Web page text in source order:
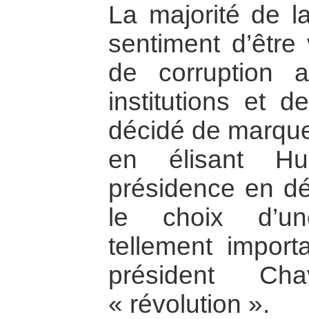
La majorité de
sentiment
de corruption
institutions et
décidé de
en élisant
présidence en
le choix
tellement
président
« révolution ».